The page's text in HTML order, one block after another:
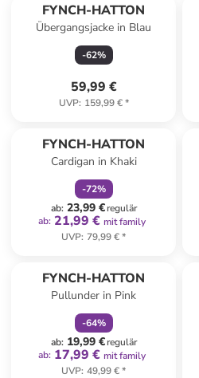
FYNCH-HATTON
Übergangsjacke in Blau
-62%
59,99 €
UVP: 159,99 €*
FYNCH-HATTON
Cardigan in Khaki
-72%
ab: 23,99 €regulär
ab: 21,99 € mit family
UVP: 79,99 €*
FYNCH-HATTON
Pullunder in Pink
-64%
ab: 19,99 €regulär
ab: 17,99 € mit family
UVP: 49,99 €*